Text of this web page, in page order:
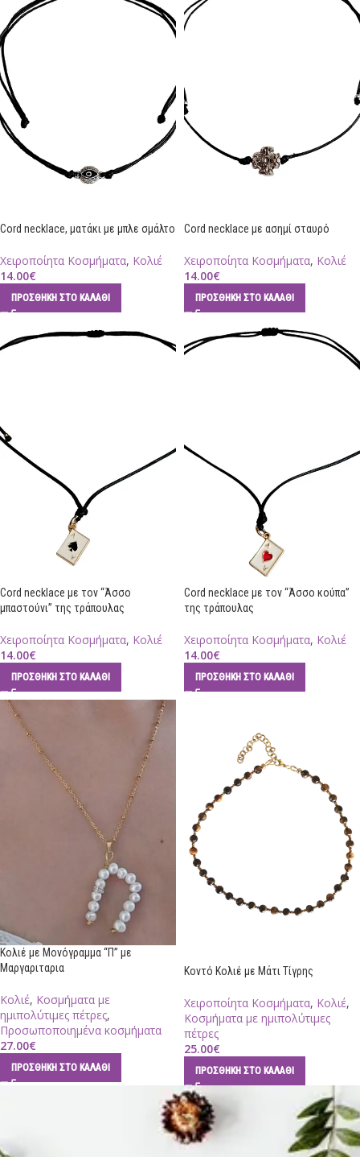
Cord necklace, ματάκι με μπλε σμάλτο
Χειροποίητα Κοσμήματα, Κολιέ
14.00€
ΠΡΟΣΘΉΚΗ ΣΤΟ ΚΑΛΆΘΙ
Cord necklace με ασημί σταυρό
Χειροποίητα Κοσμήματα, Κολιέ
14.00€
ΠΡΟΣΘΉΚΗ ΣΤΟ ΚΑΛΆΘΙ
Cord necklace με τον “Άσσο
μπαστούνι” της τράπουλας
Χειροποίητα Κοσμήματα, Κολιέ
14.00€
ΠΡΟΣΘΉΚΗ ΣΤΟ ΚΑΛΆΘΙ
Cord necklace με τον “Άσσο κούπα”
της τράπουλας
Χειροποίητα Κοσμήματα, Κολιέ
14.00€
ΠΡΟΣΘΉΚΗ ΣΤΟ ΚΑΛΆΘΙ
Κολιέ με Μονόγραμμα “Π” με
Μαργαριταρια
Κολιέ, Κοσμήματα με
ημιπολύτιμες πέτρες,
Προσωποποιημένα κοσμήματα
27.00€
ΠΡΟΣΘΉΚΗ ΣΤΟ ΚΑΛΆΘΙ
Κοντό Κολιέ με Μάτι Τίγρης
Χειροποίητα Κοσμήματα, Κολιέ,
Κοσμήματα με ημιπολύτιμες
πέτρες
25.00€
ΠΡΟΣΘΉΚΗ ΣΤΟ ΚΑΛΆΘΙ